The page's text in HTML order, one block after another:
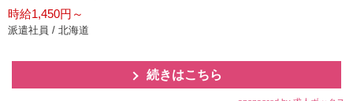
時給1,450円～
派遣社員 / 北海道
続きはこちら